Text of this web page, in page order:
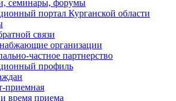
семинары, форумы
портал Курганской области
связи
организации
частное партнерство
профиль
приемная
время приема